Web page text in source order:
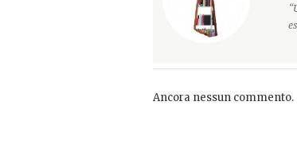
Ancora nessun commento.